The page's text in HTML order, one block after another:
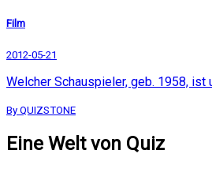
Film
2012-05-21
Welcher Schauspieler, geb. 1958,
By QUIZSTONE
Eine Welt von Quiz